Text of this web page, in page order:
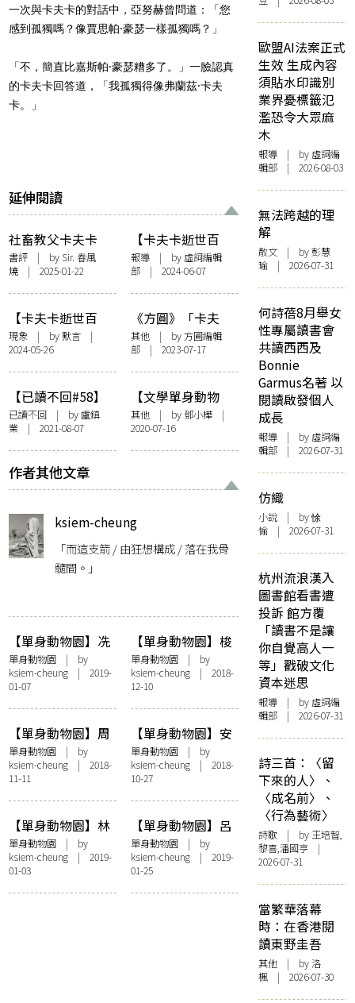
一次與卡夫卡的對話中，亞努赫曾問道：「您
感到孤獨嗎？像賈思帕·豪瑟一樣孤獨嗎？」
「不，簡直比嘉斯帕·豪瑟糟多了。」一臉認真
的卡夫卡回答道，「我孤獨得像弗蘭茲·卡夫
卡。」
延伸閱讀
社畜教父卡夫卡
書評 | by Sir. 春風
燒 | 2025-01-22
【卡夫卡逝世百
年】矛盾天才的再
挖掘！《卡夫卡日
記》完整英譯本首
度面世 八個一直被
掩埋的細節
報導| by 虛詞編輯
部 | 2024-06-07
【卡夫卡逝世百
年】為何內地大幅
紀念卡夫卡？卡夫
卡與躺平的精神聯
繫「我最擅長的
事，就是一蹶不
振。」
現象 | by 默言 |
2024-05-26
《方圓》「卡夫
卡．審判」——編
者話
其他| by 方圓編輯
部 | 2023-07-17
【已讀不回#58】
盧鎮業：失去存在
的價值：卡夫卡
《變形記》
已讀不回 | by 盧鎮
業 | 2021-08-07
【文學單身動物
園】康德：一個人
不必結婚，也可以
成為婚姻之神
其他| by鄧小樺|
2020-07-16
作者其他文章
ksiem-cheung
「而這支箭 / 由狂想構成 / 落在我骨
髓間。」
【單身動物園】冼
玉清：不結婚，又
如何？
單身動物園 | by
ksiem-cheung | 2019-
01-07
【單身動物園】梭
羅： 隱青鼻祖的不
婚反抗
單身動物園| by
ksiem-cheung| 2018-
12-10
【單身動物園】周
夢蝶︰獨身也可是
情僧
單身動物園 | by
ksiem-cheung | 2018-
11-11
【單身動物園】安
徒生：單戀基因與
悲傷童話
單身動物園| by
ksiem-cheung| 2018-
10-27
【單身動物園】林
逋：仙氣宅男無愛
書
單身動物園 | by
ksiem-cheung | 2019-
01-03
【單身動物園】呂
碧城：生平可稱心
的男人不多
單身動物園| by
ksiem-cheung| 2019-
01-25
歐盟AI法案正式
生效 生成內容
須貼水印識別
業界憂標籤氾
濫恐令大眾麻
木
報導 | by 虛詞編
輯部 | 2026-08-03
無法跨越的理
解
散文 | by 彭慧
瑜 | 2026-07-31
何詩蓓8月舉女
性專屬讀書會
共讀西西及
Bonnie
Garmus名著 以
閱讀啟發個人
成長
報導 | by 虛詞編
輯部 | 2026-07-31
仿織
小說 | by 悇
愉 | 2026-07-31
杭州流浪漢入
圖書館看書遭
投訴 館方覆
「讀書不是讓
你自覺高人一
等」戳破文化
資本迷思
報導 | by 虛詞編
輯部 | 2026-07-31
詩三首：〈留
下來的人〉、
〈成名前〉、
〈行為藝術〉
詩歌 | by 王培智,
黎喜,潘國亨 |
2026-07-31
當繁華落幕
時：在香港閱
讀東野圭吾
其他 | by洛
楓 | 2026-07-30